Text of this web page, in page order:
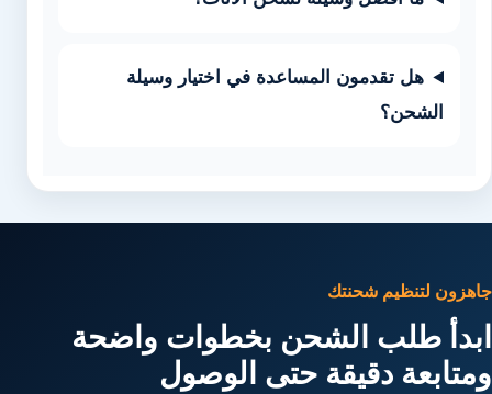
هل تقدمون المساعدة في اختيار وسيلة
الشحن؟
جاهزون لتنظيم شحنتك
ابدأ طلب الشحن بخطوات واضحة
ومتابعة دقيقة حتى الوصول